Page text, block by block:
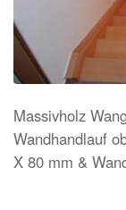
Massivholz
Wandhandlauf
X 80 mm &